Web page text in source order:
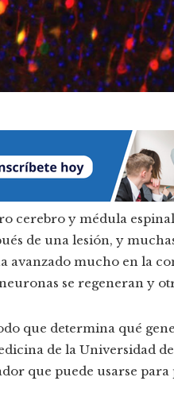
cerebro y médula
de una lesión, y
avanzado mucho en la
se regeneran y
que determina qué
de la Universidad
que puede usarse para